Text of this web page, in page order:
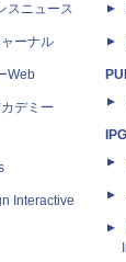
スニュース
ーナル
Web
デミー
Interactive